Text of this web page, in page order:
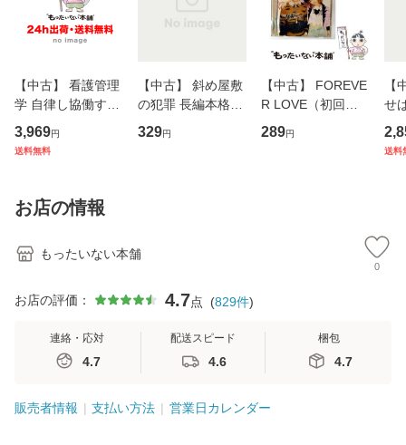
【中古】 看護管理
学 自律し協働する
専門職の看護マネ
ジメントスキル 改
恵 藤本幸三 / 南江
堂 [単行
3,969円
送料無料
【中古】 斜め屋敷
の犯罪 長編本格推
理小説 (光文社文
庫) / 島田荘司 / 光
329円
【中古】 FOREVE
R LOVE（初回生
産限定盤） / 清水
翔太×加藤ミリヤ /
289円
【
せ
タ
送料
お店の情報
もったいない本舗
0
お店の評価： 4.7点 (829件)
連絡・応対
4.7
配送スピード
4.6
梱包
4.7
販売者情報 支払い方法 営業日カレンダー